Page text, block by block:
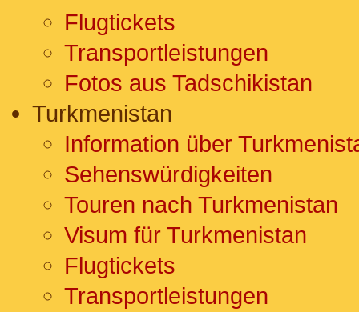
Flugtickets
Transportleistungen
Fotos aus Tadschikistan
Turkmenistan
Information über
Sehenswürdigkeiten
Touren nach Turkmenistan
Visum für Turkmenistan
Flugtickets
Transportleistungen